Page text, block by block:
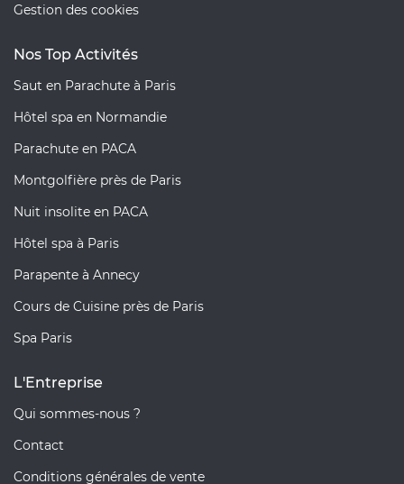
Gestion des cookies
Nos Top Activités
Saut en Parachute à Paris
Hôtel spa en Normandie
Parachute en PACA
Montgolfière près de Paris
Nuit insolite en PACA
Hôtel spa à Paris
Parapente à Annecy
Cours de Cuisine près de Paris
Spa Paris
L'Entreprise
Qui sommes-nous ?
Contact
Conditions générales de vente